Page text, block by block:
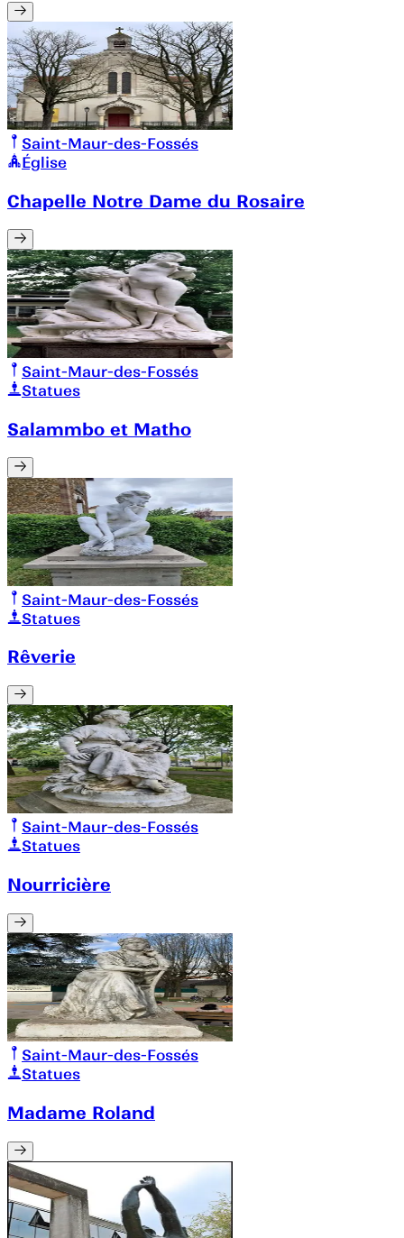
Saint-Maur-des-Fossés
Église
Chapelle Notre Dame du Rosaire
Saint-Maur-des-Fossés
Statues
Salammbo et Matho
Saint-Maur-des-Fossés
Statues
Rêverie
Saint-Maur-des-Fossés
Statues
Nourricière
Saint-Maur-des-Fossés
Statues
Madame Roland